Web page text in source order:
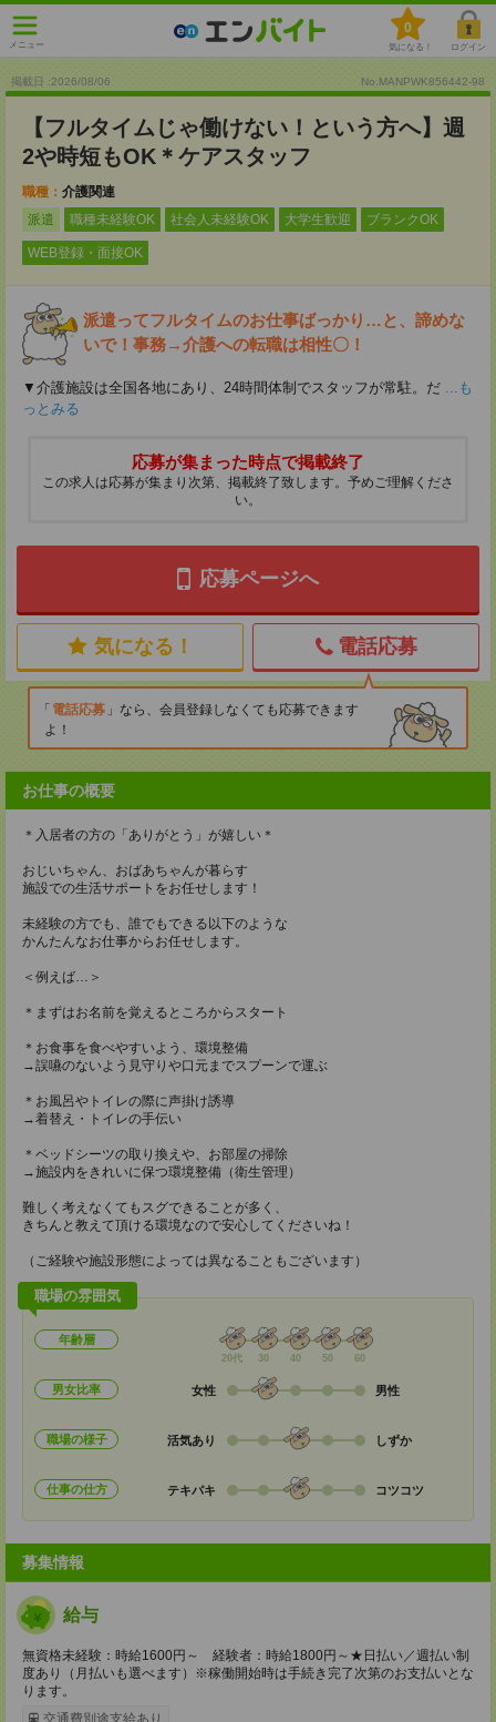
メニュー
0
気になる！ ログイン
掲載日 :2026/08/06 No.MANPWK856442-98
【フルタイムじゃ働けない！という方へ】週
2や時短もOK＊ケアスタッフ
職種： 介護関連
派遣
職種未経験OK 社会人未経験OK 大学生歓迎 ブランクOK
WEB登録・面接OK
派遣ってフルタイムのお仕事ばっかり…と、諦めな
いで！事務→介護への転職は相性〇！
▼介護施設は全国各地にあり、24時間体制でスタッフが常駐。だ ...も
っとみる
応募が集まった時点で掲載終了
この求人は応募が集まり次第、掲載終了致します。予めご理解くださ
い。
応募ページへ
気になる！ 電話応募
電話応募
なら、会員登録しなくても応募できます
よ！
お仕事の概要
＊入居者の方の「ありがとう」が嬉しい＊
おじいちゃん、おばあちゃんが暮らす
施設での生活サポートをお任せします！
未経験の方でも、誰でもできる以下のような
かんたんなお仕事からお任せします。
＜例えば…＞
＊まずはお名前を覚えるところからスタート
＊お食事を食べやすいよう、環境整備
→誤嚥のないよう見守りや口元までスプーンで運ぶ
＊お風呂やトイレの際に声掛け誘導
→着替え・トイレの手伝い
＊ベッドシーツの取り換えや、お部屋の掃除
→施設内をきれいに保つ環境整備（衛生管理）
難しく考えなくてもスグできることが多く、
きちんと教えて頂ける環境なので安心してくださいね！
（ご経験や施設形態によっては異なることもございます）
職場の雰囲気
年齢層
20代 30 40 50 60
男女比率 女性 男性
職場の様子 活気あり しずか
仕事の仕方 テキパキ コツコツ
募集情報
給与
無資格未経験：時給1600円～ 経験者：時給1800円～★日払い／週払い制
度あり（月払いも選べます）※稼働開始時は手続き完了次第のお支払いとな
ります。
交通費別途支給あり